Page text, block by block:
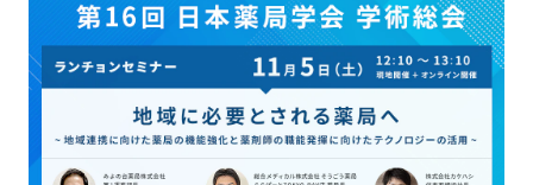
事例
お役立ち情報
イベント